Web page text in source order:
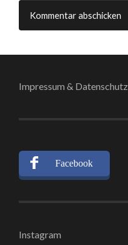
Impressum & Datenschutz
Facebook
Instagram